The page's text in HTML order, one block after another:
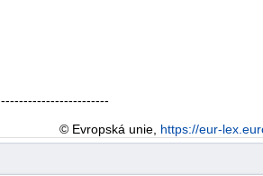
© Evropská unie, https://eur-